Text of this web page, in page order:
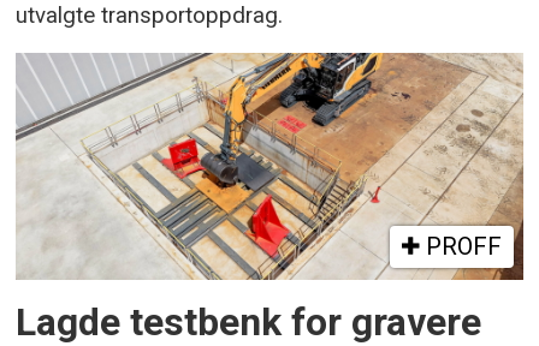
utvalgte transportoppdrag.
PROFF
Lagde testbenk for gravere